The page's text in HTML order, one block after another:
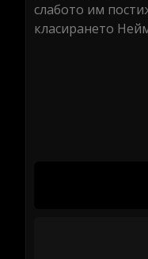
слабото им
класирането